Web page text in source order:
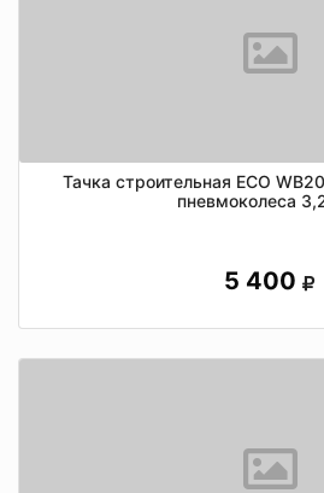
Тачка строительная ECO
пневмоколеса
5 400